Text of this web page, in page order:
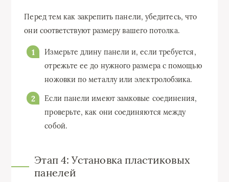
Перед тем как закрепить панели, убедитесь, что
они соответствуют размеру вашего потолка.
Измерьте длину панели и, если требуется,
отрежьте ее до нужного размера с помощью
ножовки по металлу или электролобзика.
Если панели имеют замковые соединения,
проверьте, как они соединяются между
собой.
Этап 4: Установка пластиковых
панелей